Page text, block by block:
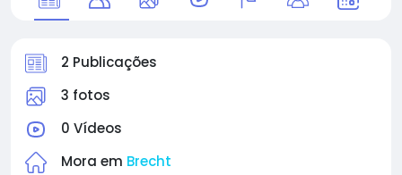
2 Publicações
3 fotos
0 Vídeos
Mora em Brecht